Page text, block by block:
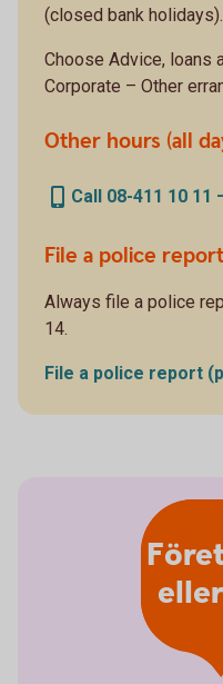
(closed bank holidays).
Choose Advice, loans
Corporate – Other
Other hours (all
Call 08-411 10 11
File a police report
Always file a police
14.
File a police report